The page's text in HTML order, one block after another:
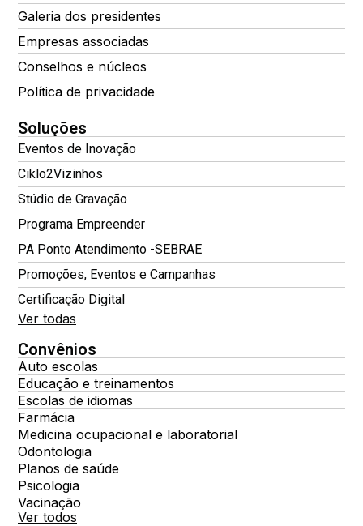
Galeria dos presidentes
Empresas associadas
Conselhos e núcleos
Política de privacidade
Soluções
Eventos de Inovação
Ciklo2Vizinhos
Stúdio de Gravação
Programa Empreender
PA Ponto Atendimento -SEBRAE
Promoções, Eventos e Campanhas
Certificação Digital
Ver todas
Convênios
Auto escolas
Educação e treinamentos
Escolas de idiomas
Farmácia
Medicina ocupacional e laboratorial
Odontologia
Planos de saúde
Psicologia
Vacinação
Ver todos